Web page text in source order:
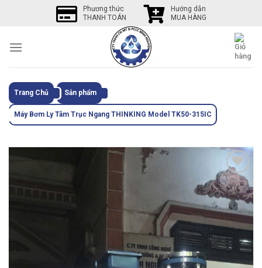
Phương thức
THANH TOÁN
Hướng dẫn
MUA HÀNG
Trang Chủ Sản phẩm
Máy Bơm Ly Tâm Trục Ngang THINKING Model TK50-315IC